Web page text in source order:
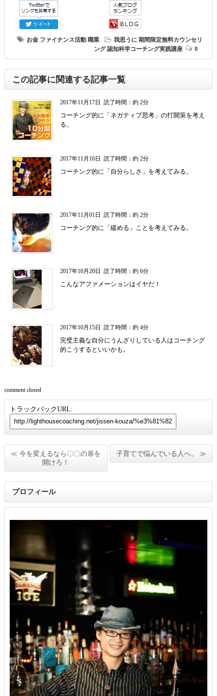
お金 ファイナンス活動 職業 我思うに 期間限定無料カウンセリ
ング 認知科学コーチング実践講座 0
この記事に関連する記事一覧
2017年11月17日 読了時間：約 2分
コーチング的に「ネガティブ思考」の打開策を考え
る。
2017年11月16日 読了時間：約 2分
コーチング的に「自分らしさ」を考えてみる。
2017年11月01日 読了時間：約 2分
コーチング的に「緩める」ことを考えてみる。
2017年10月20日 読了時間：約 6分
こんなアファメーションはイヤだ！
2017年10月15日 読了時間：約 4分
完璧主義な自分にうんざりしている人はコーチング
的こうするといいかも。
comment closed
トラックバックURL:
≪ 今を変えるなら〇〇の扉を
開けろ！
子育てで悩んでいる人へ。 ≫
プロフィール